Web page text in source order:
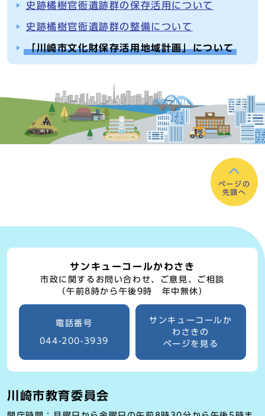
史跡橘樹官衙遺跡群の保存活用について
史跡橘樹官衙遺跡群の整備について
「川崎市文化財保存活用地域計画」について
ページの
先頭へ
サンキューコールかわさき
市政に関するお問い合わせ、ご意見、ご相談
（午前8時から午後9時 年中無休）
電話番号
044-200-3939
サンキューコールか
わさきの
ページを見る
川崎市教育委員会